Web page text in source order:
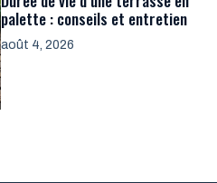
palette : conseils et entretien
août 4, 2026